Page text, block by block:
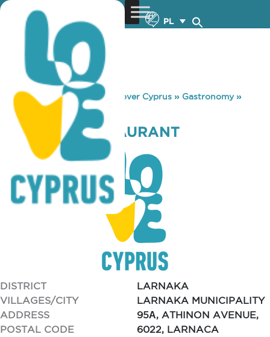
PL
You are here: Home »Discover Cyprus » Gastronomy»
TUCK INN RESTAURANT
TUCK INN RESTAURANT
DISTRICT
LARNAKA
VILLAGES/CITY
LARNAKA MUNICIPALITY
ADDRESS
95Α, ATHINON AVENUE,
POSTAL CODE
6022, LARNACA